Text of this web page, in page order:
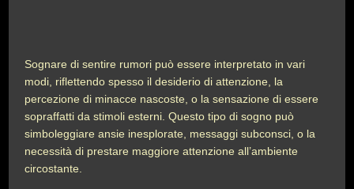
Sognare di sentire rumori può essere interpretato in vari
modi, riflettendo spesso il desiderio di attenzione, la
percezione di minacce nascoste, o la sensazione di essere
sopraffatti da stimoli esterni. Questo tipo di sogno può
simboleggiare ansie inesplorate, messaggi subconsci, o la
necessità di prestare maggiore attenzione all’ambiente
circostante.